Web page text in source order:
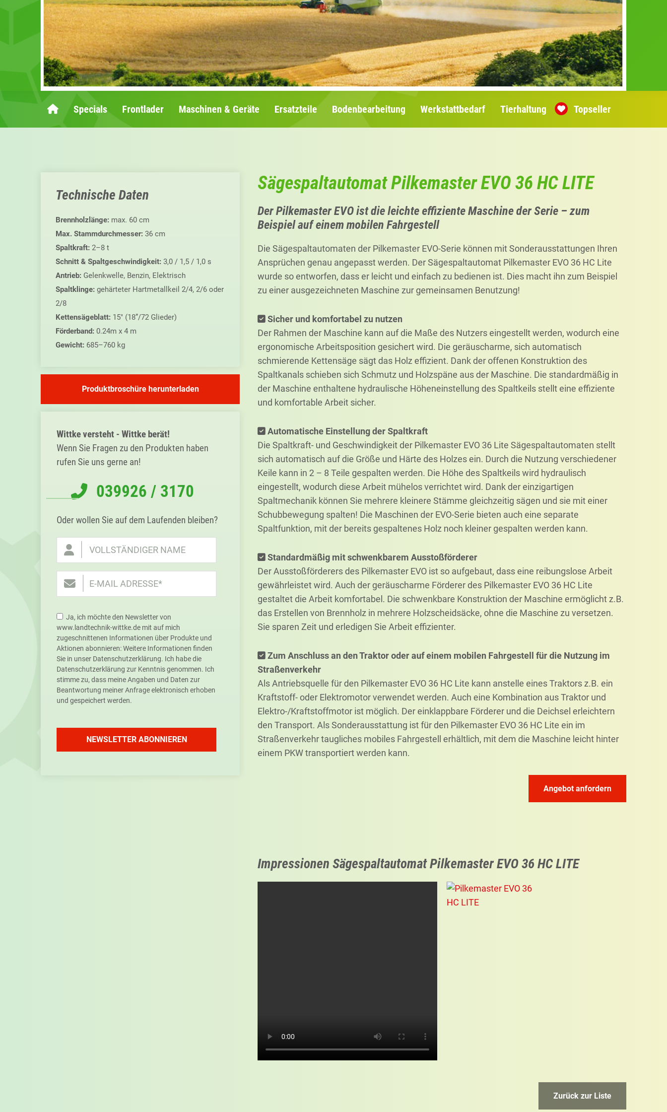
Specials Frontlader Maschinen & Geräte Ersatzteile Bodenbearbeitung Werkstattbedarf Tierhaltung Topseller
Technische Daten
Brennholzlänge: max. 60 cm
Max. Stammdurchmesser: 36 cm
Spaltkraft: 2–8 t
Schnitt & Spaltgeschwindigkeit: 3,0 / 1,5 / 1,0 s
Antrieb: Gelenkwelle, Benzin, Elektrisch
Spaltklinge: gehärteter Hartmetallkeil 2/4, 2/6 oder
2/8
Kettensägeblatt: 15″ (18”/72 Glieder)
Förderband: 0.24m x 4 m
Gewicht: 685–760 kg
Produktbroschüre herunterladen
Sidebar
Wittke versteht - Wittke berät!
Wenn Sie Fragen zu den Produkten haben
rufen Sie uns gerne an!
039926 / 3170
Oder wollen Sie auf dem Laufenden bleiben?
Ja, ich möchte den Newsletter von
www.landtechnik-wittke.de mit auf mich
zugeschnittenen Informationen über Produkte und
Aktionen abonnieren: Weitere Informationen finden
Sie in unser Datenschutzerklärung. Ich habe die
Datenschutzerklärung zur Kenntnis genommen. Ich
stimme zu, dass meine Angaben und Daten zur
Beantwortung meiner Anfrage elektronisch erhoben
und gespeichert werden.
NEWSLETTER ABONNIEREN
Sägespaltautomat Pilkemaster EVO 36 HC LITE
Der Pilkemaster EVO ist die leichte effiziente Maschine der Serie – zum
Beispiel auf einem mobilen Fahrgestell
Die Sägespaltautomaten der Pilkemaster EVO-Serie können mit Sonderausstattungen Ihren
Ansprüchen genau angepasst werden. Der Sägespaltautomat Pilkemaster EVO 36 HC Lite
wurde so entworfen, dass er leicht und einfach zu bedienen ist. Dies macht ihn zum Beispiel
zu einer ausgezeichneten Maschine zur gemeinsamen Benutzung!
Sicher und komfortabel zu nutzen
Der Rahmen der Maschine kann auf die Maße des Nutzers eingestellt werden, wodurch eine
ergonomische Arbeitsposition gesichert wird. Die geräuscharme, sich automatisch
schmierende Kettensäge sägt das Holz effizient. Dank der offenen Konstruktion des
Spaltkanals schieben sich Schmutz und Holzspäne aus der Maschine. Die standardmäßig in
der Maschine enthaltene hydraulische Höheneinstellung des Spaltkeils stellt eine effiziente
und komfortable Arbeit sicher.
Automatische Einstellung der Spaltkraft
Die Spaltkraft- und Geschwindigkeit der Pilkemaster EVO 36 Lite Sägespaltautomaten stellt
sich automatisch auf die Größe und Härte des Holzes ein. Durch die Nutzung verschiedener
Keile kann in 2 – 8 Teile gespalten werden. Die Höhe des Spaltkeils wird hydraulisch
eingestellt, wodurch diese Arbeit mühelos verrichtet wird. Dank der einzigartigen
Spaltmechanik können Sie mehrere kleinere Stämme gleichzeitig sägen und sie mit einer
Schubbewegung spalten! Die Maschinen der EVO-Serie bieten auch eine separate
Spaltfunktion, mit der bereits gespaltenes Holz noch kleiner gespalten werden kann.
Standardmäßig mit schwenkbarem Ausstoßförderer
Der Ausstoßförderers des Pilkemaster EVO ist so aufgebaut, dass eine reibungslose Arbeit
gewährleistet wird. Auch der geräuscharme Förderer des Pilkemaster EVO 36 HC Lite
gestaltet die Arbeit komfortabel. Die schwenkbare Konstruktion der Maschine ermöglicht z.B.
das Erstellen von Brennholz in mehrere Holzscheidsäcke, ohne die Maschine zu versetzen.
Sie sparen Zeit und erledigen Sie Arbeit effizienter.
Zum Anschluss an den Traktor oder auf einem mobilen Fahrgestell für die Nutzung im
Straßenverkehr
Als Antriebsquelle für den Pilkemaster EVO 36 HC Lite kann anstelle eines Traktors z.B. ein
Kraftstoff- oder Elektromotor verwendet werden. Auch eine Kombination aus Traktor und
Elektro-/Kraftstoffmotor ist möglich. Der einklappbare Förderer und die Deichsel erleichtern
den Transport. Als Sonderausstattung ist für den Pilkemaster EVO 36 HC Lite ein im
Straßenverkehr taugliches mobiles Fahrgestell erhältlich, mit dem die Maschine leicht hinter
einem PKW transportiert werden kann.
Angebot anfordern
Impressionen Sägespaltautomat Pilkemaster EVO 36 HC LITE
Zurück zur Liste